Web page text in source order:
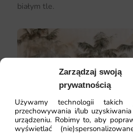
Zarządzaj swoją
prywatnością
Używamy technologii
przechowywania i/lub
urządzeniu. Robimy to, aby
wyświetlać
białym tle.